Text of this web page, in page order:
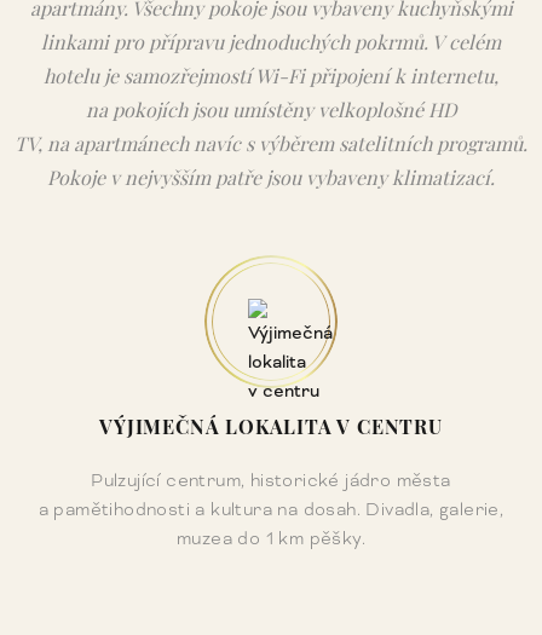
apartmány. Všechny pokoje jsou vybaveny kuchyňskými
linkami pro přípravu jednoduchých pokrmů. V celém
hotelu je samozřejmostí Wi-Fi připojení k internetu,
na pokojích jsou umístěny velkoplošné HD
TV, na apartmánech navíc s výběrem satelitních programů.
Pokoje v nejvyšším patře jsou vybaveny klimatizací.
VÝJIMEČNÁ LOKALITA V CENTRU
Pulzující centrum, historické jádro města
a pamětihodnosti a kultura na dosah. Divadla, galerie,
muzea do 1 km pěšky.